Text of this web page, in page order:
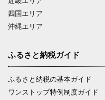
四国エリア
沖縄エリア
ふるさと納税ガイド
ふるさと納税の基本ガイド
ワンストップ特例制度ガイド